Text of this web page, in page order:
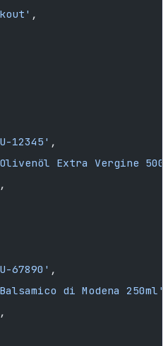
,
12345' ,
Extra Vergine
,
67890' ,
di Modena 250ml'
,